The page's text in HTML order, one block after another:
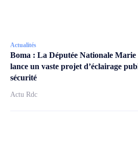
Actualités
Boma : La Députée Nationale Marie
lance un vaste projet d’éclairage
sécurité
Actu Rdc